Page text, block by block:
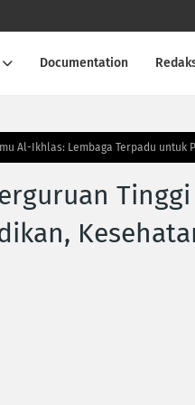
Documentation
Al-Ikhlas: Lembaga Terpadu untuk